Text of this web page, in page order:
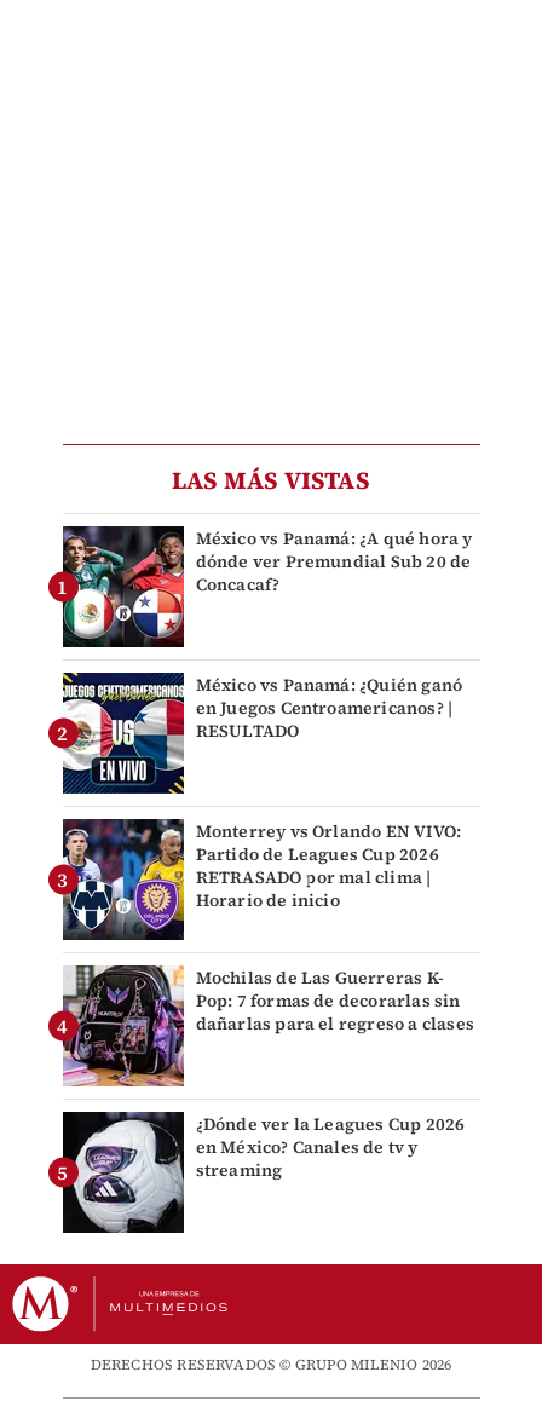
LAS MÁS VISTAS
México vs Panamá: ¿A qué hora y
dónde ver Premundial Sub 20 de
Concacaf?
México vs Panamá: ¿Quién ganó
en Juegos Centroamericanos? |
RESULTADO
Monterrey vs Orlando EN VIVO:
Partido de Leagues Cup 2026
RETRASADO por mal clima |
Horario de inicio
Mochilas de Las Guerreras K-
Pop: 7 formas de decorarlas sin
dañarlas para el regreso a clases
¿Dónde ver la Leagues Cup 2026
en México? Canales de tv y
streaming
DERECHOS RESERVADOS © GRUPO MILENIO 2026